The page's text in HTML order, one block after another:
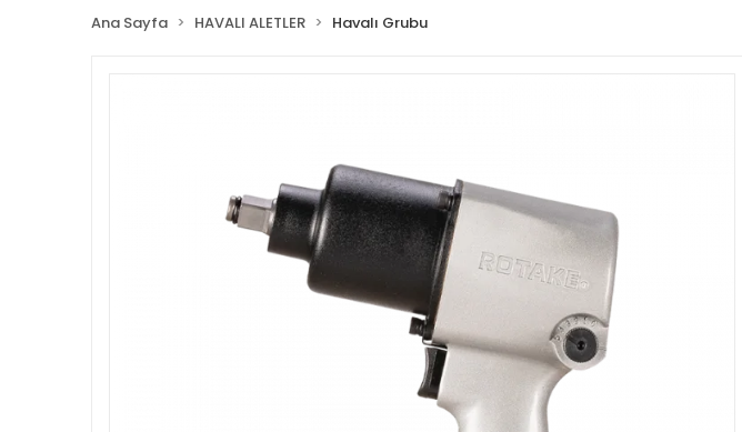
Ana Sayfa HAVALI ALETLER Havalı Grubu